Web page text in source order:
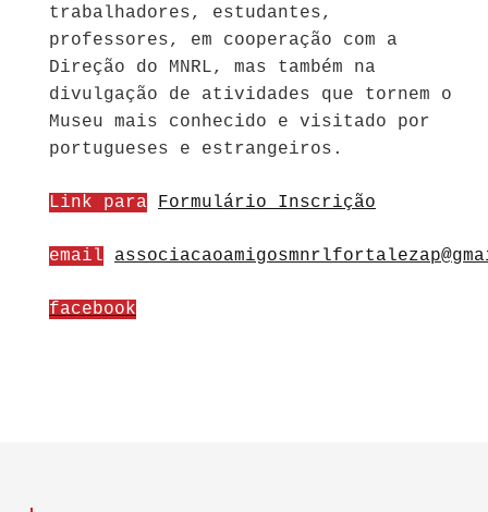
trabalhadores, estudantes,
professores, em cooperação com a
Direção do MNRL, mas também na
divulgação de atividades que tornem o
Museu mais conhecido e visitado por
portugueses e estrangeiros.
Link para Formulário Inscrição
email
facebook